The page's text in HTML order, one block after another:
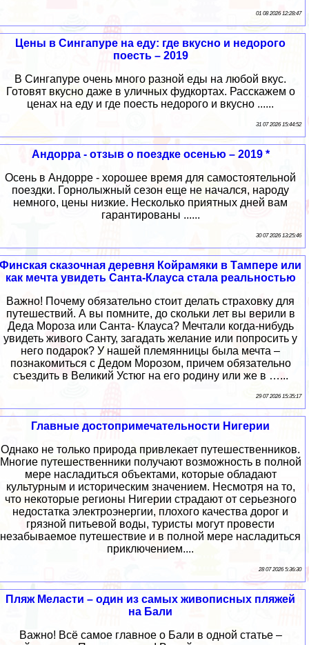
01 08 2026 12:28:47
Цены в Сингапуре на еду: где вкусно и недорого
поесть – 2019
В Сингапуре очень много разной еды на любой вкус.
Готовят вкусно даже в уличных фудкортах. Расскажем о
ценах на еду и где поесть недорого и вкусно ......
31 07 2026 15:44:52
Андорра - отзыв о поездке осенью – 2019 *
Осень в Андорре - хорошее время для самостоятельной
поездки. Горнолыжный сезон еще не начался, народу
немного, цены низкие. Несколько приятных дней вам
гарантированы ......
30 07 2026 13:25:46
Финская сказочная деревня Койрамяки в Тампере или
как мечта увидеть Санта-Клауса стала реальностью
Важно! Почему обязательно стоит делать страховку для
путешествий. А вы помните, до скольки лет вы верили в
Деда Мороза или Санта- Клауса? Мечтали когда-нибудь
увидеть живого Санту, загадать желание или попросить у
него подарок? У нашей племянницы была мечта –
познакомиться с Дедом Морозом, причем обязательно
съездить в Великий Устюг на его родину или же в …...
29 07 2026 15:35:17
Главные достопримечательности Нигерии
Однако не только природа привлекает путешественников.
Многие путешественники получают возможность в полной
мере насладиться объектами, которые обладают
культурным и историческим значением. Несмотря на то,
что некоторые регионы Нигерии страдают от серьезного
недостатка электроэнергии, плохого качества дорог и
грязной питьевой воды, туристы могут провести
незабываемое путешествие и в полной мере насладиться
приключением....
28 07 2026 5:36:30
Пляж Меласти – один из самых живописных пляжей
на Бали
Важно! Всё самое главное о Бали в одной статье –